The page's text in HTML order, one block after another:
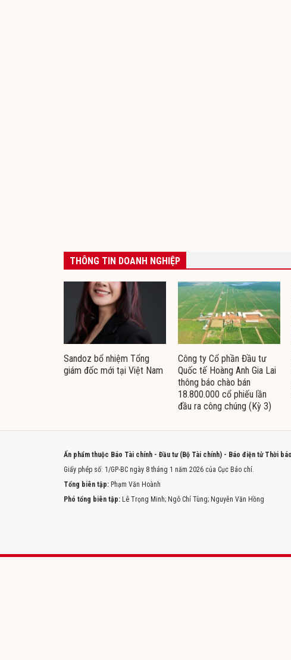
THÔNG TIN DOANH NGHIỆP
Sandoz bổ nhiệm Tổng
giám đốc mới tại Việt Nam
Công ty Cổ phần Đầu tư
Quốc tế Hoàng Anh Gia Lai
thông báo chào bán
18.800.000 cổ phiếu lần
đầu ra công chúng (Kỳ 3)
Ấn phẩm thuộc Báo Tài chính - Đầu tư (Bộ Tài chính) - Báo điện tử Thời
Giấy phép số: 1/GP-BC ngày 8 tháng 1 năm 2026 của Cục Báo chí.
Tổng biên tập: Phạm Văn Hoành
Phó tổng biên tập: Lê Trọng Minh; Ngô Chí Tùng; Nguyễn Văn Hồng